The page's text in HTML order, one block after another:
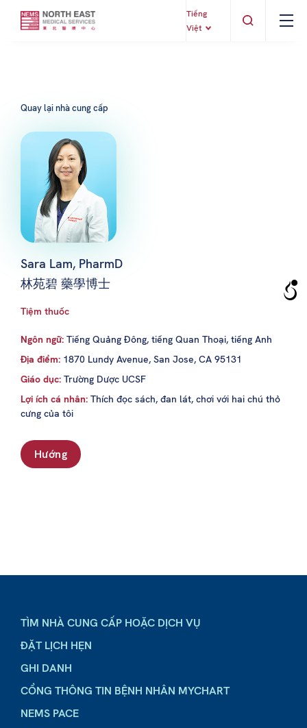
Tiếng
Việt
Quay lại nhà cung cấp
Sara Lam, PharmD
林苑碧 藥學博士
Tiệm thuốc
Ngôn ngữ: Tiếng Quảng Đông, tiếng Quan Thoại, tiếng Anh
Địa điểm: 1870 Lundy Avenue, San Jose, CA 95131
Giáo dục: Trường Dược UCSF
Lợi ích cá nhân: Thích đọc sách, đan lát, chơi với hai chú thỏ
cưng của tôi
Hướng
TÌM NHÀ CUNG CẤP HOẶC DỊCH VỤ
ĐẶT LỊCH HẸN
GHI DANH
CỔNG THÔNG TIN BỆNH NHÂN MYCHART
NEMS PACE